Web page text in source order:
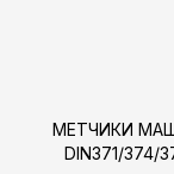
МЕТЧИКИ
DIN371/374/